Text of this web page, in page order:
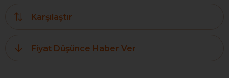
Karşılaştır
Fiyat Düşünce Haber Ver